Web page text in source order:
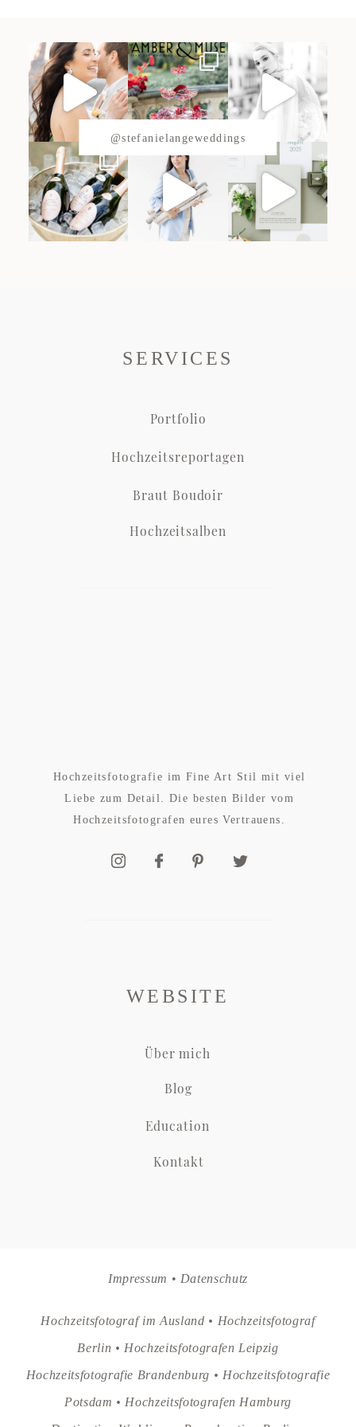
Verleih Katalog
Mietleitfaden
KONTAKTSCHREIB MIR!
@stefanielangeweddings
SERVICES
WEBSITE
Portfolio
Über mich
Hochzeitsreportagen
Blog
Braut Boudoir
Education
Hochzeitsfotografie im Fine Art Stil mit viel
Liebe zum Detail. Die besten Bilder vom
Hochzeitsfotografen eures Vertrauens.
Hochzeitsalben
Kontakt
Impressum • Datenschutz
Hochzeitsfotograf im Ausland • Hochzeitsfotograf
Berlin •Hochzeitsfotografen Leipzig
Hochzeitsfotografie Brandenburg • Hochzeitsfotografie
Potsdam •Hochzeitsfotografen Hamburg